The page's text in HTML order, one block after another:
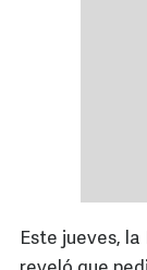
Este jueves,